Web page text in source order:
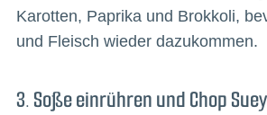
Karotten, Paprika und Brokkoli,
und Fleisch wieder dazukommen.
3. Soße einrühren und Chop